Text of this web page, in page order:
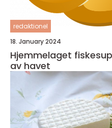
redaktionel
18. January 2024
Hjemmelaget
av havet